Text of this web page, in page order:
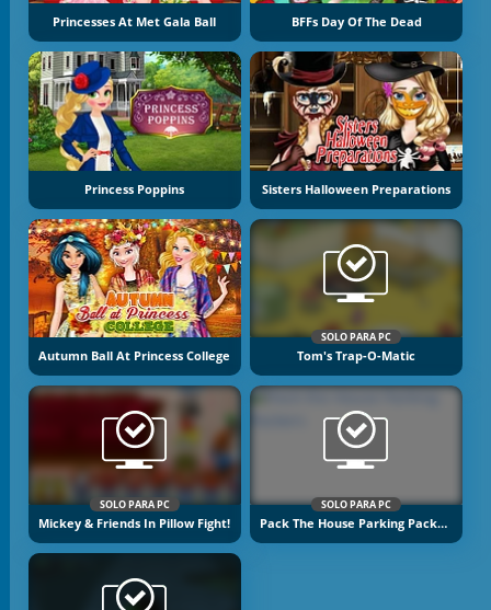
Princesses At Met Gala Ball BFFs Day Of The Dead
Princess Poppins Sisters Halloween Preparations
Autumn Ball At Princess College
SOLO PARA PC
Tom's Trap-O-Matic
SOLO PARA PC
Mickey & Friends In Pillow Fight!
SOLO PARA PC
Pack The House Parking Packers